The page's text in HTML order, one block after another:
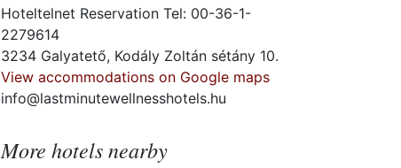
Hoteltelnet Reservation Tel: 00-36-1-
2279614
3234 Galyatető, Kodály Zoltán sétány 10.
View accommodations on Google maps
info@lastminutewellnesshotels.hu
More hotels nearby